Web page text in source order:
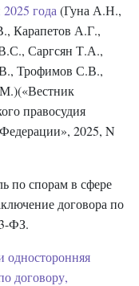
года (Гуна А.Н.,
Карапетов А.Г.,
Саргсян Т.А.,
Трофимов С.В.,
правосудия
2025, N
по спорам в сфере
договора по
ФЗ.
односторонняя
договору,